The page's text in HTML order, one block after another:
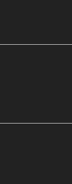
compte client à la